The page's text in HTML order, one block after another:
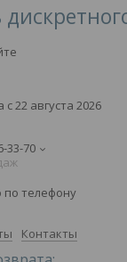
22 августа 2026
33-70
по телефону
Контакты